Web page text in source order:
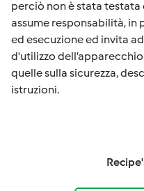
perciò non è stata testata
assume responsabilità,
ed esecuzione ed invita
d'utilizzo
quelle sulla sicurezza,
istruzioni.